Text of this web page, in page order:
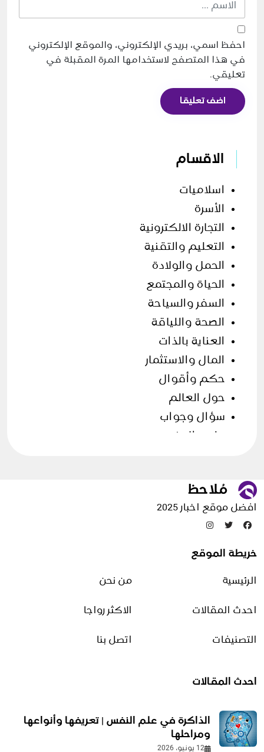
احفظ اسمي، بريدي الإلكتروني، والموقع الإلكتروني
في هذا المتصفح لاستخدامها المرة المقبلة في
تعليقي.
اضف تعليقا
الاقسام
اسلاميات
الأسرة
التجارة الالكترونية
التعليم والتقنية
الحمل والولادة
الحياة والمجتمع
السفر والسياحة
الصحة واللياقة
العناية بالذات
المال والاستثمار
حكم وأقوال
حول العالم
سؤال وجواب
علوم الارض
مقالات منوعة
تدوينات عشوائية
كيف تعرف أن هاتفك مخترق
النضارة الطبيعية وتجديد الخلايا
افضل موقع اخبار 2025
خريطة الموقع
الرئيسية من نحن
احدث المقالات الاكثر رواجا
التصنيفات اتصل بنا
احدث المقالات
الذاكرة في علم النفس | تعريفها وأنواعها
ومراحلها
12 يونيو، 2026